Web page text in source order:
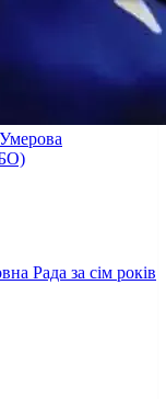
Рада за сім років